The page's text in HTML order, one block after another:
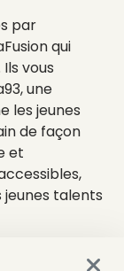
par
qui
vous
une
les jeunes
de façon
et
jeunes talents